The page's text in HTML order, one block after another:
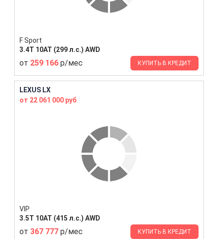
F Sport
3.4T 10AT (299 л.с.) AWD
от 259 166 р/мес КУПИТЬ В КРЕДИТ
LEXUS LX
от 22 061 000 руб
VIP
3.5T 10AT (415 л.с.) AWD
от 367 777 р/мес КУПИТЬ В КРЕДИТ